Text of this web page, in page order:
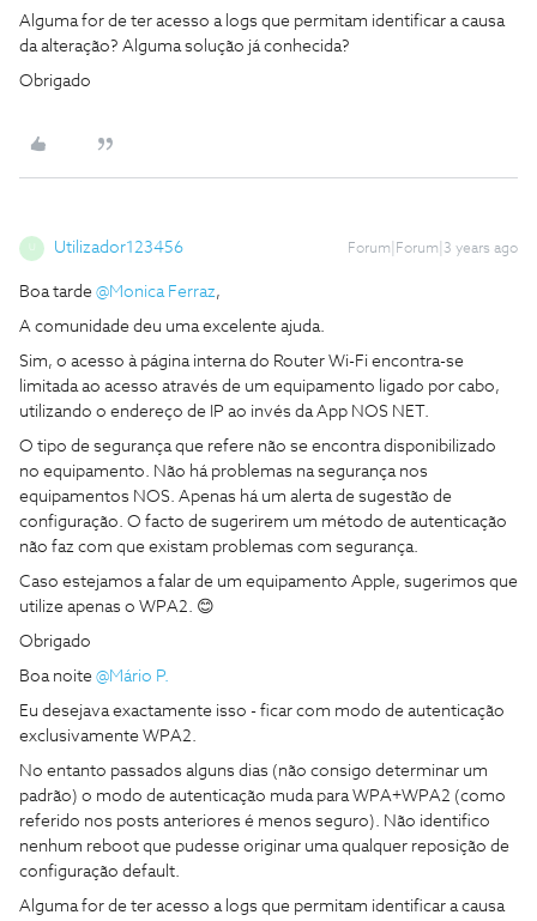
Alguma for de ter acesso a logs que permitam identificar a causa
da alteração? Alguma solução já conhecida?
Obrigado
Utilizador123456 Forum|Forum|3 years ago
Boa tarde @Monica Ferraz,
A comunidade deu uma excelente ajuda.
Sim, o acesso à página interna do Router Wi-Fi encontra-se
limitada ao acesso através de um equipamento ligado por cabo,
utilizando o endereço de IP ao invés da App NOS NET.
O tipo de segurança que refere não se encontra disponibilizado
no equipamento. Não há problemas na segurança nos
equipamentos NOS. Apenas há um alerta de sugestão de
configuração. O facto de sugerirem um método de autenticação
não faz com que existam problemas com segurança.
Caso estejamos a falar de um equipamento Apple, sugerimos que
utilize apenas o WPA2. 😊
Obrigado
Boa noite @Mário P.
Eu desejava exactamente isso - ficar com modo de autenticação
exclusivamente WPA2.
No entanto passados alguns dias (não consigo determinar um
padrão) o modo de autenticação muda para WPA+WPA2 (como
referido nos posts anteriores é menos seguro). Não identifico
nenhum reboot que pudesse originar uma qualquer reposição de
configuração default.
Alguma for de ter acesso a logs que permitam identificar a causa